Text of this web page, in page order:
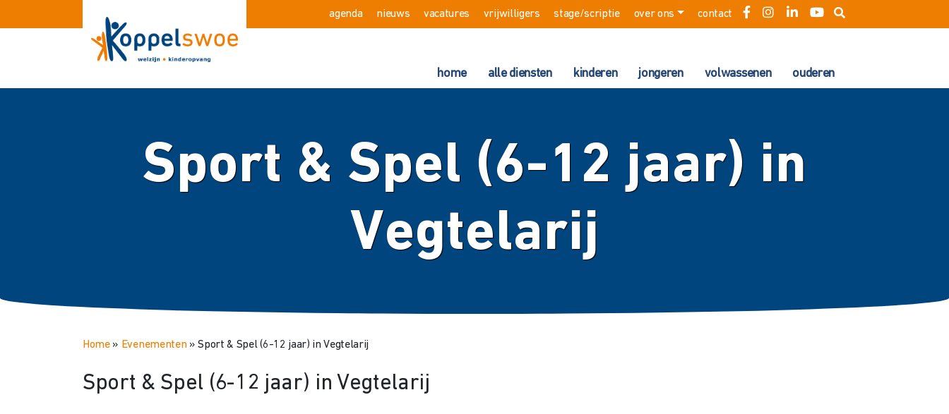
agenda nieuws vacatures vrijwilligers stage/scriptie over ons contact
home alle diensten kinderen jongeren volwassenen ouderen
Sport & Spel (6-12 jaar) in
Vegtelarij
Home» Evenementen»Sport & Spel (6-12 jaar) in Vegtelarij
Sport & Spel (6-12 jaar) in Vegtelarij